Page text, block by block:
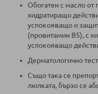
Обогатен с масло
хидратиращо
успокояващо и
(провитамин B5), с
успокояващо
Дерматологично
Също така се
люлката, бързо се